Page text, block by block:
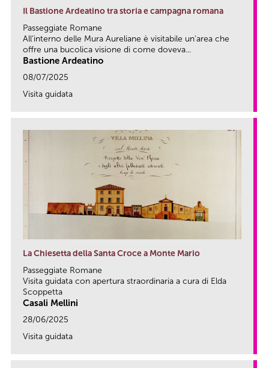
Il Bastione Ardeatino tra storia e campagna romana
Passeggiate Romane
All’interno delle Mura Aureliane è visitabile un’area che
offre una bucolica visione di come doveva...
Bastione Ardeatino
08/07/2025
Visita guidata
La Chiesetta della Santa Croce a Monte Mario
Passeggiate Romane
Visita guidata con apertura straordinaria a cura di Elda
Scoppetta
Casali Mellini
28/06/2025
Visita guidata